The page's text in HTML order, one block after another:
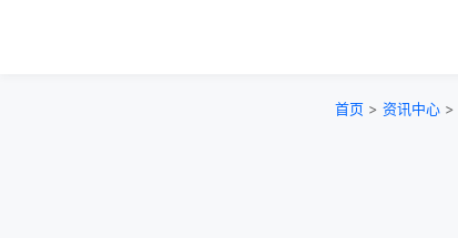
首页 > 资讯中心 >